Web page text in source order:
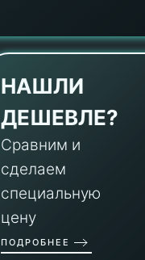
НАШЛИ
ДЕШЕВЛЕ?
Сравним и
сделаем
специальную
цену
ПОДРОБНЕЕ